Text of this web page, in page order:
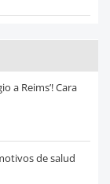
a Reims’! Cara
de salud